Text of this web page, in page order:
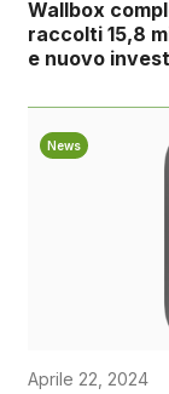
Wallbox
raccolti 15,8
e nuovo
News
Aprile 22, 2024